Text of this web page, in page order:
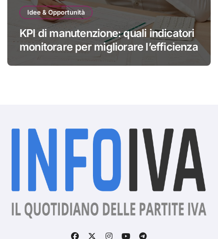
Idee & Opportunità
KPI di manutenzione: quali indicatori
monitorare per migliorare l’efficienza